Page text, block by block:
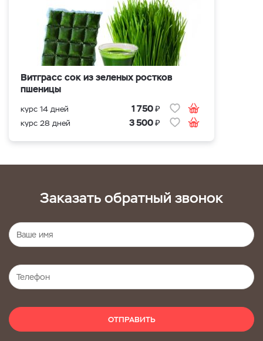
Витграсс сок из зеленых ростков
пшеницы
курс 14 дней 1 750₽
курс 28 дней 3 500₽
Заказать обратный звонок
ОТПРАВИТЬ